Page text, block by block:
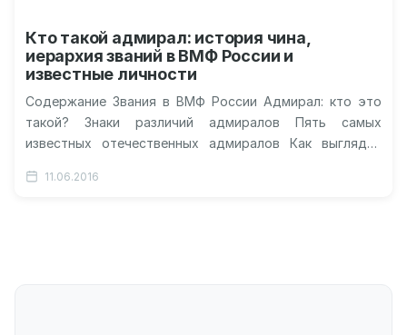
Кто такой адмирал: история чина,
иерархия званий в ВМФ России и
известные личности
Содержание Звания в ВМФ России Адмирал: кто это
такой? Знаки различий адмиралов Пять самых
известных отечественных адмиралов Как выглядит
11.06.2016